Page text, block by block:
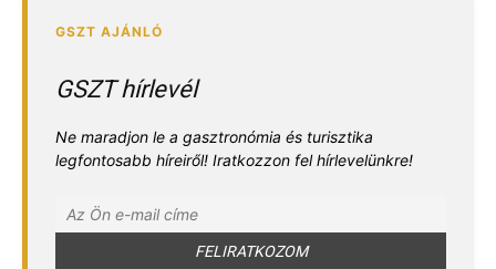
GSZT hírlevél
Ne maradjon le a gasztronómia és turisztika
legfontosabb híreiről! Iratkozzon fel hírlevelünkre!